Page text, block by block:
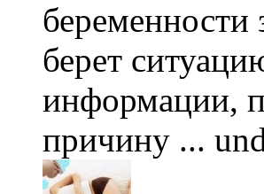
беременности
берет
информации,
причину ...